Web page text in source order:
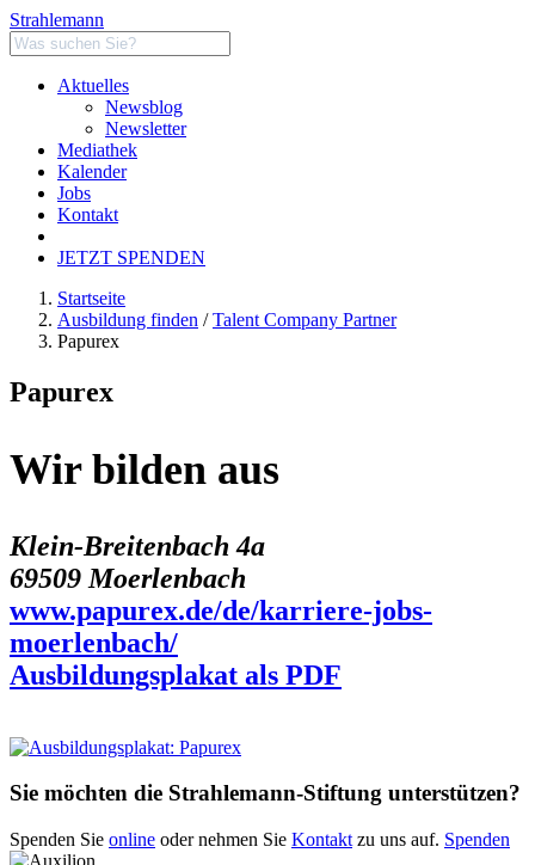
Strahlemann
Aktuelles
Newsblog
Newsletter
Mediathek
Kalender
Jobs
Kontakt
JETZT SPENDEN
Startseite
Ausbildung finden /Talent Company Partner
Papurex
Papurex
Wir bilden aus
Klein-Breitenbach 4a
69509 Moerlenbach
www.papurex.de/de/karriere-jobs-
moerlenbach/
Ausbildungsplakat als PDF
Sie möchten die Strahlemann-Stiftung unterstützen?
Spenden Sie online oder nehmen Sie Kontakt zu uns auf. Spenden